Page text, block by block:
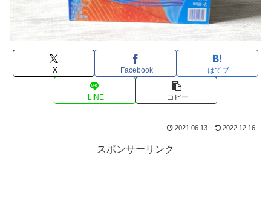
X Facebook はてブ
LINE コピー
2021.06.13 2022.12.16
スポンサーリンク